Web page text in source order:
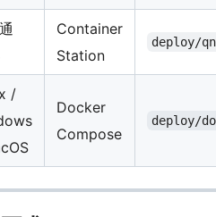
Container
Station
deploy/
/
Docker
Compose
deploy/